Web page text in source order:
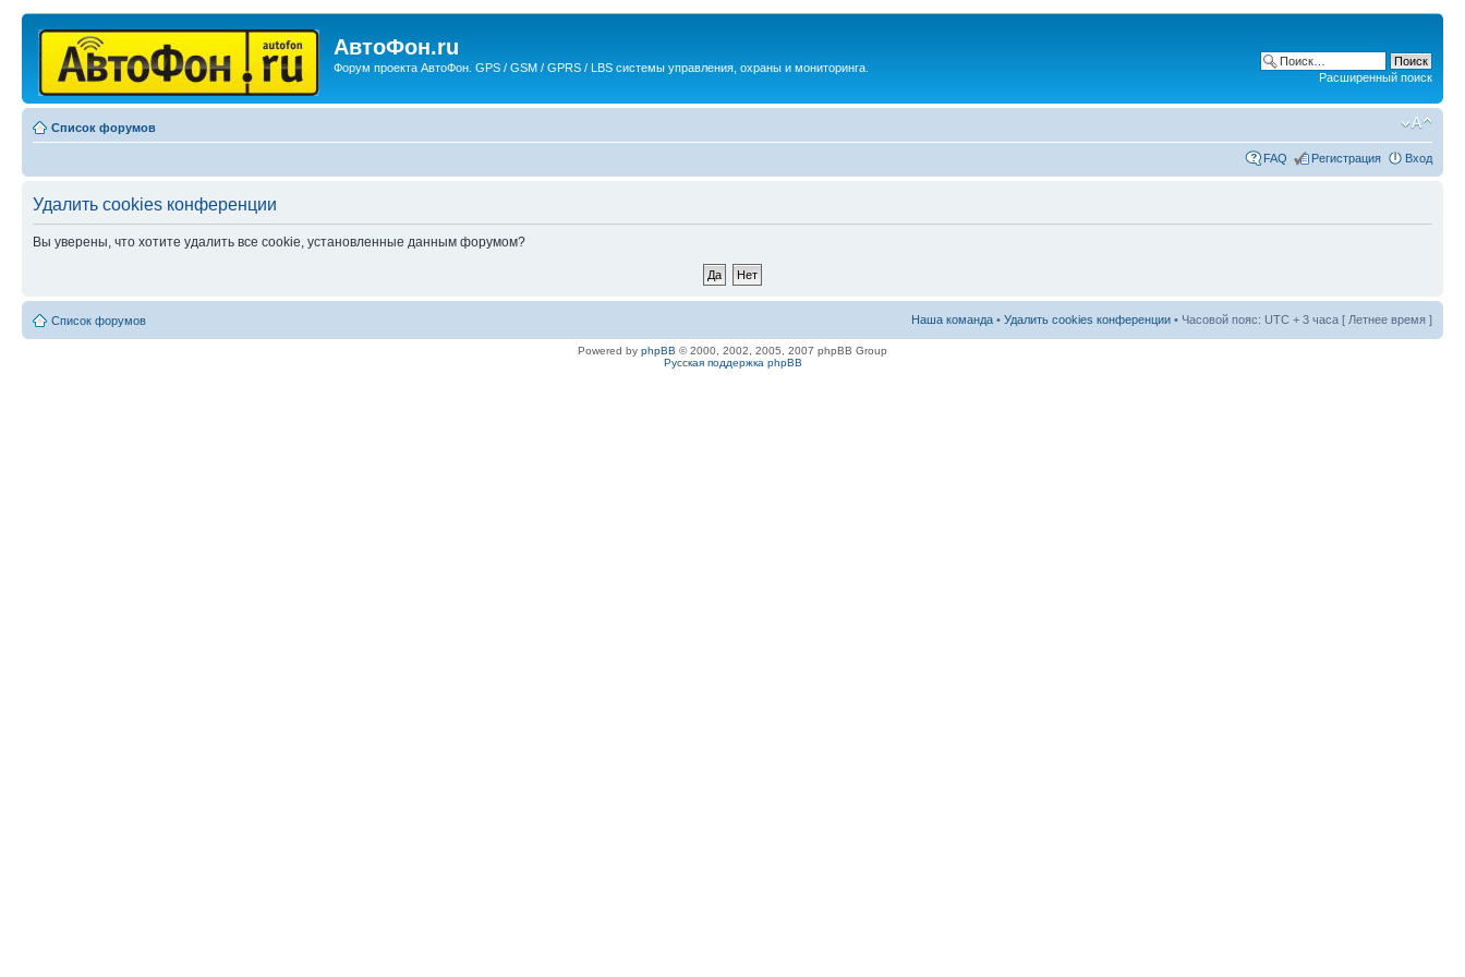
АвтоФон.ru
Форум проекта АвтоФон. GPS / GSM / GPRS / LBS системы управления, охраны и мониторинга.
Расширенный поиск
Список форумов
FAQ Регистрация Вход
Удалить cookies конференции
Вы уверены, что хотите удалить все cookie, установленные данным форумом?
Список форумов Наша команда • Удалить cookies конференции • Часовой пояс: UTC + 3 часа [ Летнее время ]
Powered by phpBB © 2000, 2002, 2005, 2007 phpBB Group
Русская поддержка phpBB